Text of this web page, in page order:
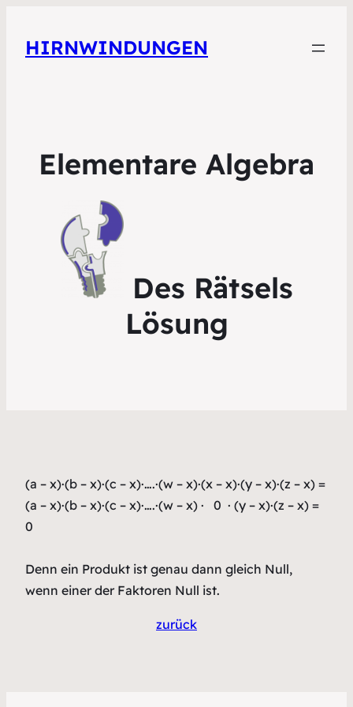
HIRNWINDUNGEN
Elementare Algebra
Des Rätsels
Lösung
(a – x)·(b – x)·(c – x)·….·(w – x)·(x – x)·(y – x)·(z – x) =
(a – x)·(b – x)·(c – x)·….·(w – x) · 0 · (y – x)·(z – x) =
0
Denn ein Produkt ist genau dann gleich Null,
wenn einer der Faktoren Null ist.
zurück